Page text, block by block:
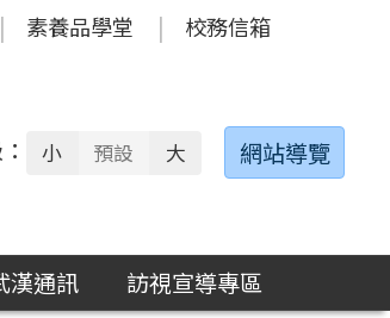
素養品學堂 校務信箱
小 預設 大 網站導覽
漢通訊
訪視宣導專區